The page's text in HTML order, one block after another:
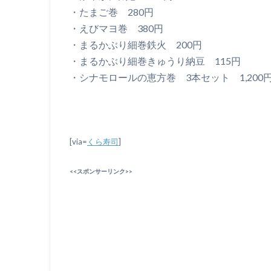
・たまご巻 280円
・えびマヨ巻 380円
・まるかぶり細巻鉄火 200円
・まるかぶり細巻きゅうり納豆 115円
・シナモロールの恵方巻 3本セット 1,200
[via= くら寿司]
<<スポンサーリンク>>